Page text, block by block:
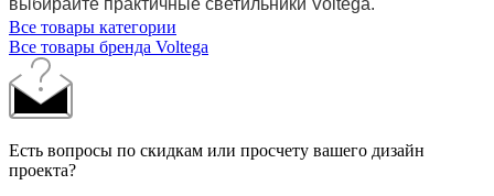
Все товары категории
Все товары бренда Voltega
Есть вопросы по скидкам или просчету вашего дизайн
проекта?